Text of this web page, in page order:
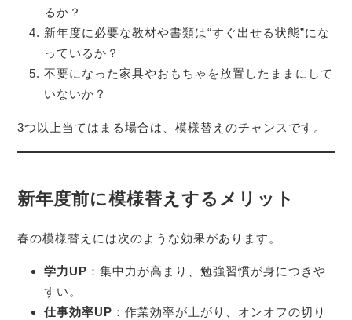
るか？
新年度に必要な教材や書類は“すぐ出せる状態”にな
っているか？
不要になった家具やおもちゃを放置したままにして
いないか？
3つ以上当てはまる場合は、模様替えのチャンスです。
新年度前に模様替えするメリット
春の模様替えには次のような効果があります。
学力UP ：集中力が高まり、勉強習慣が身につきや
すい。
仕事効率UP ：作業効率が上がり、オンオフの切り